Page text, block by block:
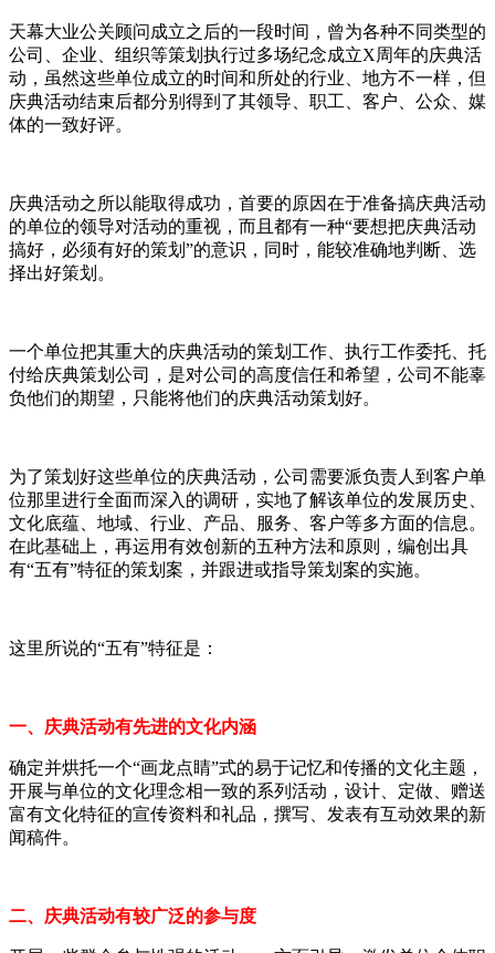
天幕大业公关顾问成立之后的一段时间，曾为各种不同类型的
公司、企业、组织等策划执行过多场纪念成立X周年的庆典活
动，虽然这些单位成立的时间和所处的行业、地方不一样，但
庆典活动结束后都分别得到了其领导、职工、客户、公众、媒
体的一致好评。
庆典活动之所以能取得成功，首要的原因在于准备搞庆典活动
的单位的领导对活动的重视，而且都有一种“要想把庆典活动
搞好，必须有好的策划”的意识，同时，能较准确地判断、选
择出好策划。
一个单位把其重大的庆典活动的策划工作、执行工作委托、托
付给庆典策划公司，是对公司的高度信任和希望，公司不能辜
负他们的期望，只能将他们的庆典活动策划好。
为了策划好这些单位的庆典活动，公司需要派负责人到客户单
位那里进行全面而深入的调研，实地了解该单位的发展历史、
文化底蕴、地域、行业、产品、服务、客户等多方面的信息。
在此基础上，再运用有效创新的五种方法和原则，编创出具
有“五有”特征的策划案，并跟进或指导策划案的实施。
这里所说的“五有”特征是：
一、庆典活动有先进的文化内涵
确定并烘托一个“画龙点睛”式的易于记忆和传播的文化主题，
开展与单位的文化理念相一致的系列活动，设计、定做、赠送
富有文化特征的宣传资料和礼品，撰写、发表有互动效果的新
闻稿件。
二、庆典活动有较广泛的参与度